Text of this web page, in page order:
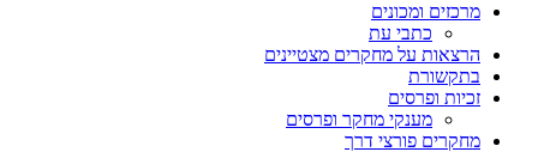
מרכזים ומכונים
כתבי עת
הרצאות על מחקרים מצטיינים
בתקשורת
זכיות ופרסים
מענקי מחקר ופרסים
מחקרים פורצי דרך